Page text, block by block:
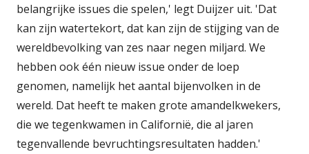
belangrijke issues die spelen,' legt Duijzer uit. 'Dat
kan zijn watertekort, dat kan zijn de stijging van de
wereldbevolking van zes naar negen miljard. We
hebben ook één nieuw issue onder de loep
genomen, namelijk het aantal bijenvolken in de
wereld. Dat heeft te maken grote amandelkwekers,
die we tegenkwamen in Californië, die al jaren
tegenvallende bevruchtingsresultaten hadden.'